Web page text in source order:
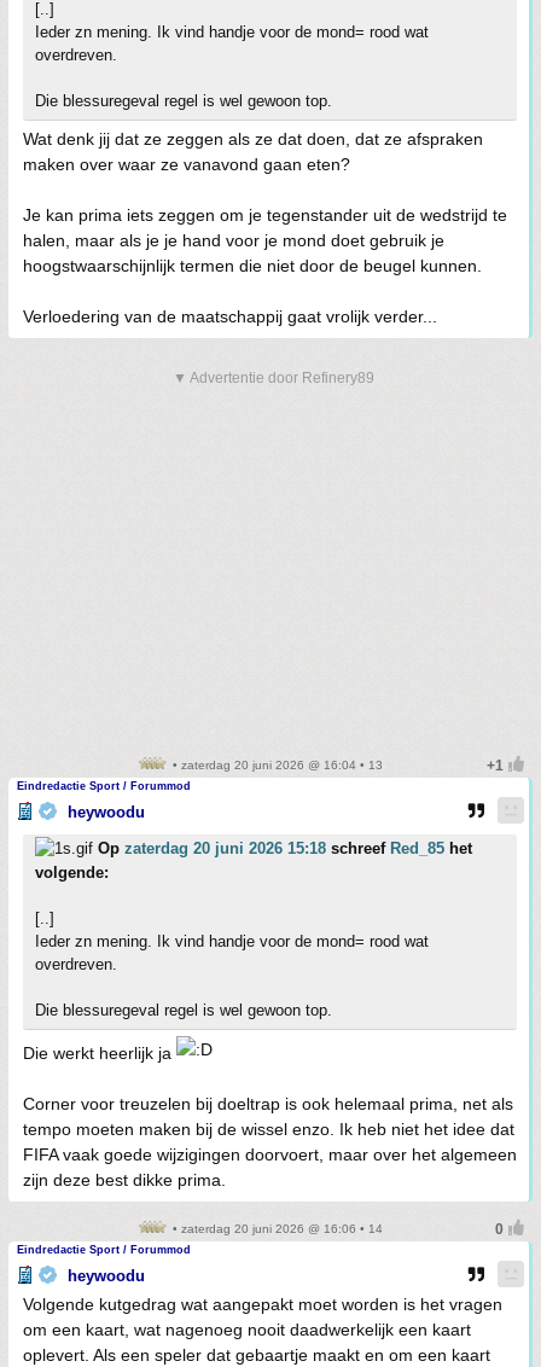
[..]
Ieder zn mening. Ik vind handje voor de mond= rood wat
overdreven.
Die blessuregeval regel is wel gewoon top.
Wat denk jij dat ze zeggen als ze dat doen, dat ze afspraken
maken over waar ze vanavond gaan eten?
Je kan prima iets zeggen om je tegenstander uit de wedstrijd te
halen, maar als je je hand voor je mond doet gebruik je
hoogstwaarschijnlijk termen die niet door de beugel kunnen.
Verloedering van de maatschappij gaat vrolijk verder...
▼ Advertentie door Refinery89
• zaterdag 20 juni 2026 @ 16:04 • 13
Eindredactie Sport / Forummod
heywoodu
Op zaterdag 20 juni 2026 15:18 schreef Red_85 het
volgende:
[..]
Ieder zn mening. Ik vind handje voor de mond= rood wat
overdreven.
Die blessuregeval regel is wel gewoon top.
Die werkt heerlijk ja
Corner voor treuzelen bij doeltrap is ook helemaal prima, net als
tempo moeten maken bij de wissel enzo. Ik heb niet het idee dat
FIFA vaak goede wijzigingen doorvoert, maar over het algemeen
zijn deze best dikke prima.
• zaterdag 20 juni 2026 @ 16:06 • 14
Eindredactie Sport / Forummod
heywoodu
Volgende kutgedrag wat aangepakt moet worden is het vragen
om een kaart, wat nagenoeg nooit daadwerkelijk een kaart
oplevert. Als een speler dat gebaartje maakt en om een kaart